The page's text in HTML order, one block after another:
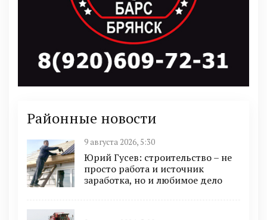
Районные новости
9 августа 2026, 5:30
Юрий Гусев: строительство – не
просто работа и источник
заработка, но и любимое дело